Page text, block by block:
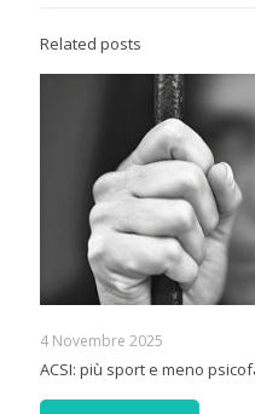
Related posts
4 Novembre 2025
ACSI: più sport e meno